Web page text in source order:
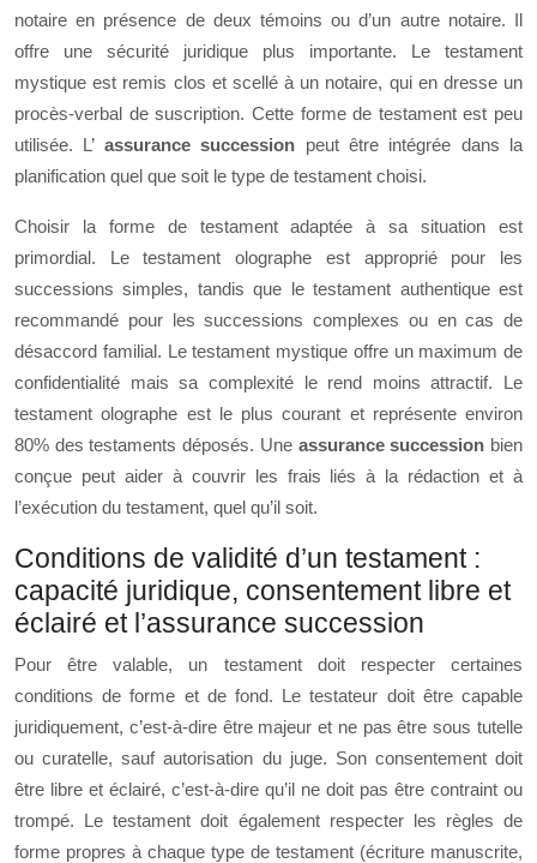
notaire en présence de deux témoins ou d’un autre notaire. Il
offre une sécurité juridique plus importante. Le testament
mystique est remis clos et scellé à un notaire, qui en dresse un
procès-verbal de suscription. Cette forme de testament est peu
utilisée. L’ assurance succession peut être intégrée dans la
planification quel que soit le type de testament choisi.
Choisir la forme de testament adaptée à sa situation est
primordial. Le testament olographe est approprié pour les
successions simples, tandis que le testament authentique est
recommandé pour les successions complexes ou en cas de
désaccord familial. Le testament mystique offre un maximum de
confidentialité mais sa complexité le rend moins attractif. Le
testament olographe est le plus courant et représente environ
80% des testaments déposés. Une assurance succession bien
conçue peut aider à couvrir les frais liés à la rédaction et à
l’exécution du testament, quel qu’il soit.
Conditions de validité d’un testament :
capacité juridique, consentement libre et
éclairé et l’assurance succession
Pour être valable, un testament doit respecter certaines
conditions de forme et de fond. Le testateur doit être capable
juridiquement, c’est-à-dire être majeur et ne pas être sous tutelle
ou curatelle, sauf autorisation du juge. Son consentement doit
être libre et éclairé, c’est-à-dire qu’il ne doit pas être contraint ou
trompé. Le testament doit également respecter les règles de
forme propres à chaque type de testament (écriture manuscrite,